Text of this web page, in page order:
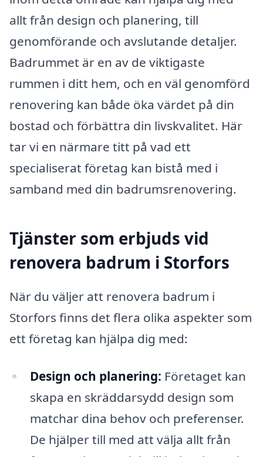
allt från design och planering, till
genomförande och avslutande detaljer.
Badrummet är en av de viktigaste
rummen i ditt hem, och en väl genomförd
renovering kan både öka värdet på din
bostad och förbättra din livskvalitet. Här
tar vi en närmare titt på vad ett
specialiserat företag kan bistå med i
samband med din badrumsrenovering.
Tjänster som erbjuds vid
renovera badrum i Storfors
När du väljer att renovera badrum i
Storfors finns det flera olika aspekter som
ett företag kan hjälpa dig med:
Design och planering: Företaget kan
skapa en skräddarsydd design som
matchar dina behov och preferenser.
De hjälper till med att välja allt från